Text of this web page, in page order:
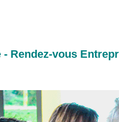
Rendez-vous